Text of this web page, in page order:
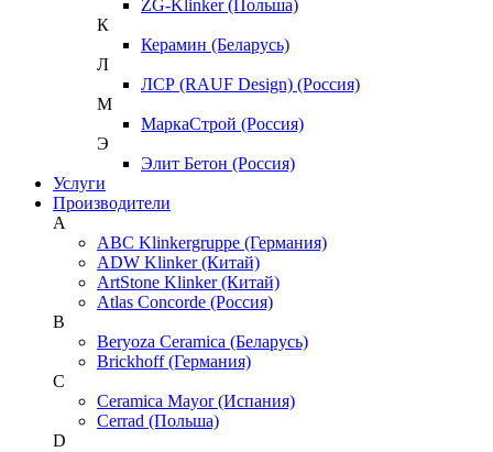
ZG-Klinker (Польша)
К
Керамин (Беларусь)
Л
ЛСР (RAUF Design) (Россия)
М
МаркаСтрой (Россия)
Э
Элит Бетон (Россия)
Услуги
Производители
A
ABC Klinkergruppe (Германия)
ADW Klinker (Китай)
ArtStone Klinker (Китай)
Atlas Concorde (Россия)
B
Beryoza Ceramica (Беларусь)
Brickhoff (Германия)
C
Ceramica Mayor (Испания)
Cerrad (Польша)
D